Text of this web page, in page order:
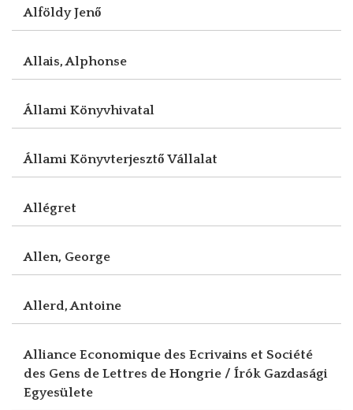
Alföldy Jenő
Allais, Alphonse
Állami Könyvhivatal
Állami Könyvterjesztő Vállalat
Allégret
Allen, George
Allerd, Antoine
Alliance Economique des Ecrivains et Société
des Gens de Lettres de Hongrie / Írók Gazdasági
Egyesülete